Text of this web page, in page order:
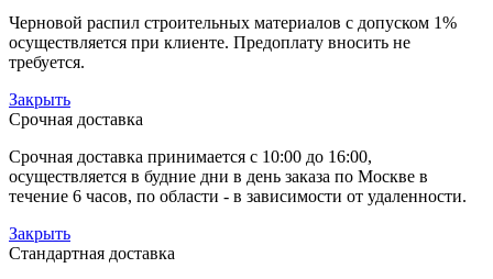
Черновой распил строительных материалов с допуском 1%
осуществляется при клиенте. Предоплату вносить не
требуется.
Закрыть
Срочная доставка
Срочная доставка принимается с 10:00 до 16:00,
осуществляется в будние дни в день заказа по Москве в
течение 6 часов, по области - в зависимости от удаленности.
Закрыть
Стандартная доставка